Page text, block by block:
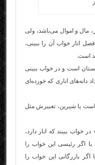
مال و اموال می‌باشد، ولی
انار خواب آن را ببینی،
است.
است و در خواب ببینی
دانه‌های اناری که خورده‌ای
یا شیرین، تعبیرش مثل
خواب ببیند که انار دارد،
اگر رئیسی این خواب را
بازرگانی این خواب را